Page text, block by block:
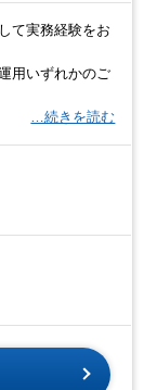
て実務経験をお
用いずれかのご
…続きを読む